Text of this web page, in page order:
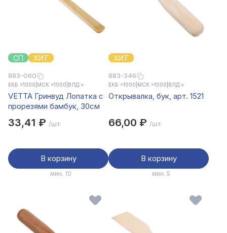
СП ХИТ
883-060
ЕКБ >1000 МСК >1000 ВЛД ×
VETTA Гринвуд Лопатка с
прорезями бамбук, 30см
33,41 ₽ /шт.
В корзину
мин. 10
ХИТ
883-346
ЕКБ >1000 МСК >1000 ВЛД ×
Открывалка, бук, арт. 1521
66,00 ₽ /шт.
В корзину
мин. 5